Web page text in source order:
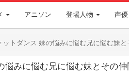
アニソン 登場人物 声
ットダンス 妹の悩みに悩む兄に悩む妹
悩みに悩む兄に悩む妹とその仲